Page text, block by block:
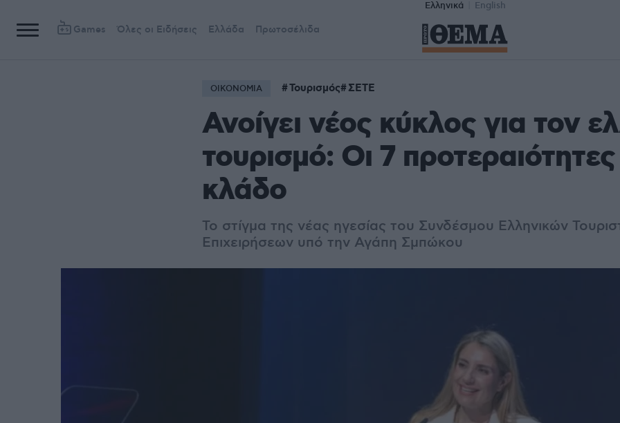
Ελληνικά English
Games Όλες οι Ειδήσεις Ελλάδα Πρωτοσέλιδα
ΟΙΚΟΝΟΜΙΑ Τουρισμός ΣΕΤΕ
Ανοίγει νέος κύκλος για τον
τουρισμό: Οι 7
κλάδο
Το στίγμα της νέας ηγεσίας του Συνδέσμου Ελληνικών
Επιχειρήσεων υπό την Αγάπη Σμπώκου